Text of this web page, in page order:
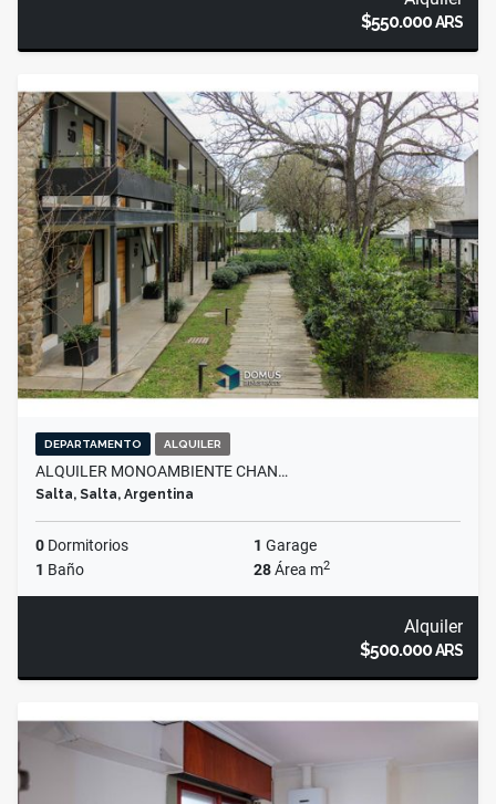
$550.000ARS
DEPARTAMENTO ALQUILER
ALQUILER MONOAMBIENTE CHAN…
Salta, Salta, Argentina
0 Dormitorios 1 Garage
1 Baño 28Área m2
Alquiler
$500.000ARS